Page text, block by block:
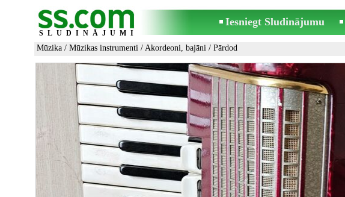
SLUDINĀJUMI
Iesniegt Sludinājumu
Mūzika / Mūzikas instrumenti / Akordeoni, bajāni / Pārdod